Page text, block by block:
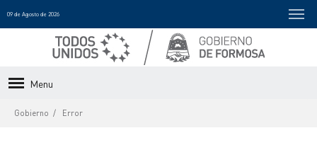
09 de Agosto de 2026
Menu
Gobierno Error